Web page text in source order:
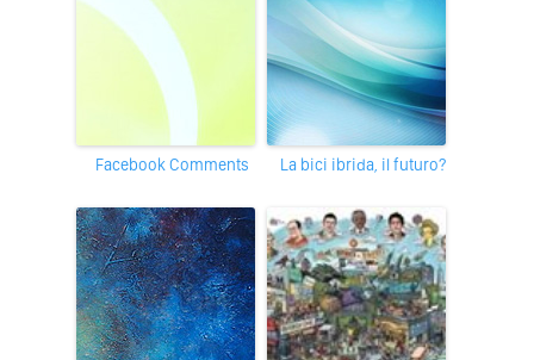
Facebook Comments La bici ibrida, il futuro?